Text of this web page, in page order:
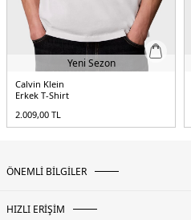
Yeni Sezon
Calvin Klein
Erkek T-Shirt
2.009,00 TL
ÖNEMLİ BİLGİLER
HIZLI ERİŞİM